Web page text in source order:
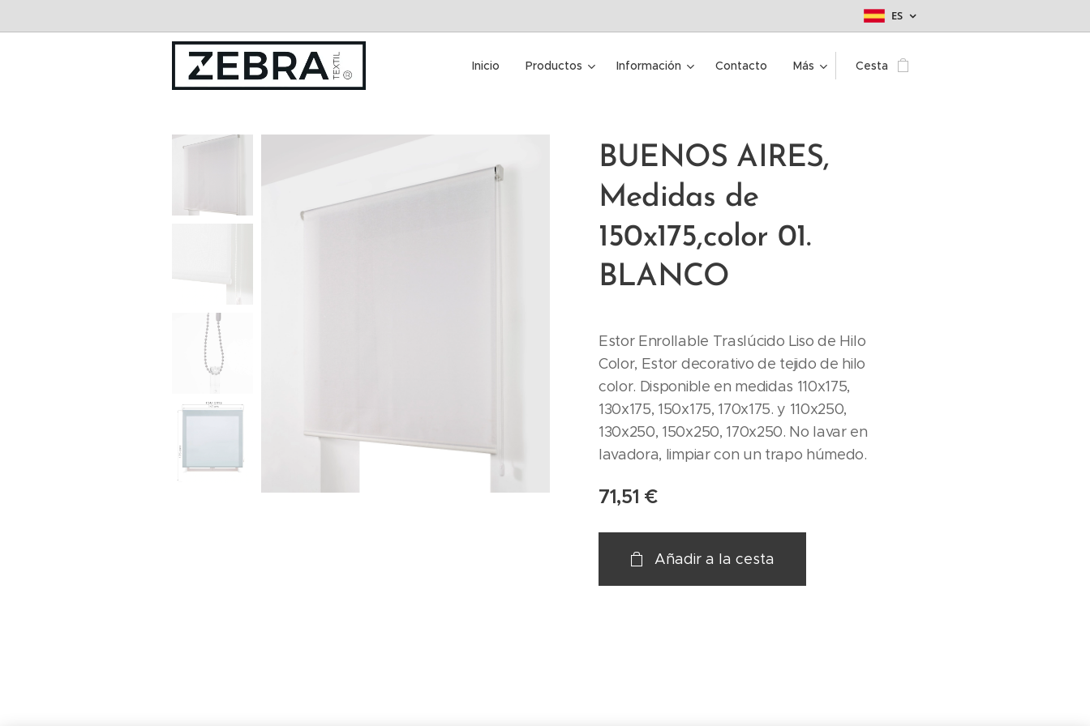
ES
Inicio Productos Información Contacto Más Cesta
BUENOS AIRES,
Medidas de
150x175,color 01.
BLANCO
Estor Enrollable Traslúcido Liso de Hilo
Color, Estor decorativo de tejido de hilo
color. Disponible en medidas 110x175,
130x175, 150x175, 170x175. y 110x250,
130x250, 150x250, 170x250. No lavar en
lavadora, limpiar con un trapo húmedo.
71,51 €
Añadir a la cesta